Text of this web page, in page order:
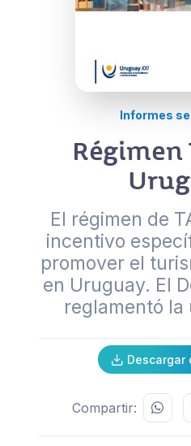
Informes
Régimen
El régimen de
incentivo
promover el
en Uruguay. El
reglamentó la
Descargar
Compartir: